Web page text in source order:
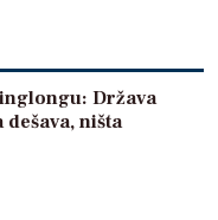
Država
ništa